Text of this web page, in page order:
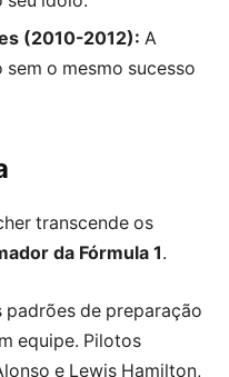
(2010-2012): A
o mesmo sucesso
transcende os
da Fórmula 1.
padrões de preparação
equipe. Pilotos
e Lewis Hamilton,